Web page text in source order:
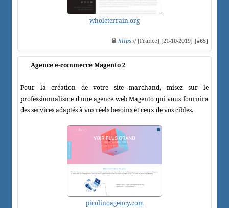
wholeterrain.org
https:// [France] [21-10-2019] [#65]
Agence e-commerce Magento 2
Pour la création de votre site marchand, misez sur le
professionnalisme d'une agence web Magento qui vous fournira
des services adaptés à vos réels besoins et ceux de vos cibles.
picolinoagency.com